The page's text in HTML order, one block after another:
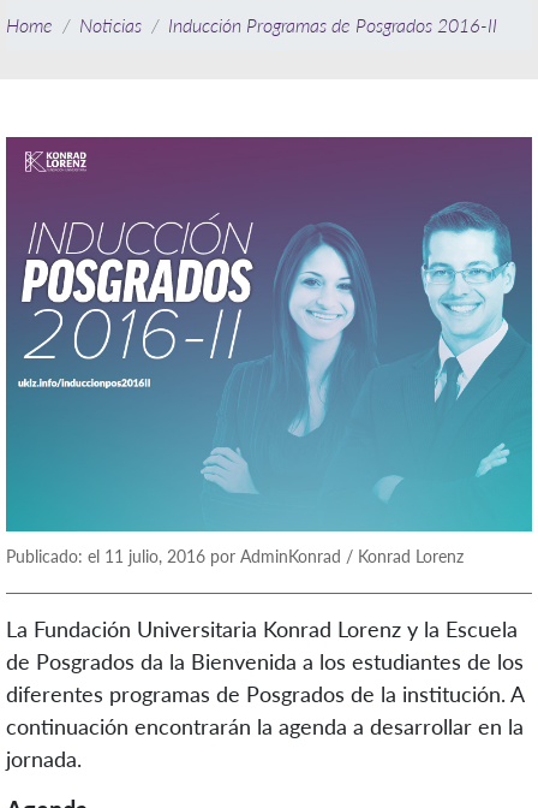
Home Noticias Inducción Programas de Posgrados 2016-II
Publicado: el 11 julio, 2016 por AdminKonrad / Konrad Lorenz
La Fundación Universitaria Konrad Lorenz y la Escuela
de Posgrados da la Bienvenida a los estudiantes de los
diferentes programas de Posgrados de la institución. A
continuación encontrarán la agenda a desarrollar en la
jornada.